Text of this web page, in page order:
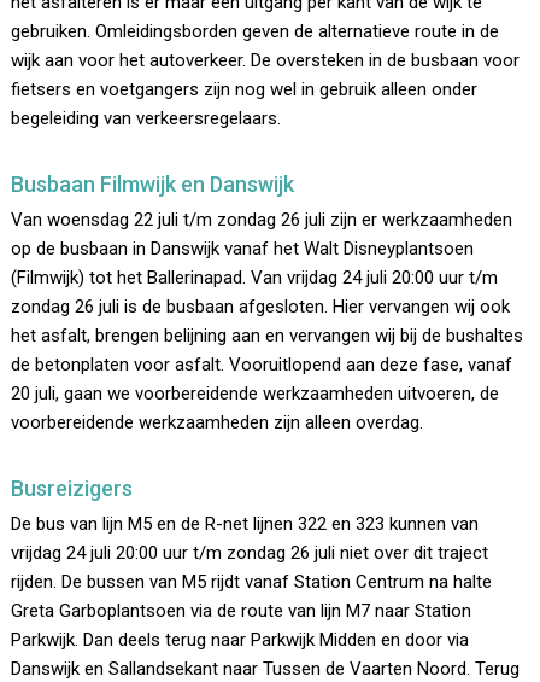
gebruiken. Omleidingsborden geven de alternatieve route in de
wijk aan voor het autoverkeer. De oversteken in de busbaan voor
fietsers en voetgangers zijn nog wel in gebruik alleen onder
begeleiding van verkeersregelaars.
Busbaan Filmwijk en Danswijk
Van woensdag 22 juli t/m zondag 26 juli zijn er werkzaamheden
op de busbaan in Danswijk vanaf het Walt Disneyplantsoen
(Filmwijk) tot het Ballerinapad. Van vrijdag 24 juli 20:00 uur t/m
zondag 26 juli is de busbaan afgesloten. Hier vervangen wij ook
het asfalt, brengen belijning aan en vervangen wij bij de bushaltes
de betonplaten voor asfalt. Vooruitlopend aan deze fase, vanaf
20 juli, gaan we voorbereidende werkzaamheden uitvoeren, de
voorbereidende werkzaamheden zijn alleen overdag.
Busreizigers
De bus van lijn M5 en de R-net lijnen 322 en 323 kunnen van
vrijdag 24 juli 20:00 uur t/m zondag 26 juli niet over dit traject
rijden. De bussen van M5 rijdt vanaf Station Centrum na halte
Greta Garboplantsoen via de route van lijn M7 naar Station
Parkwijk. Dan deels terug naar Parkwijk Midden en door via
Danswijk en Sallandsekant naar Tussen de Vaarten Noord. Terug